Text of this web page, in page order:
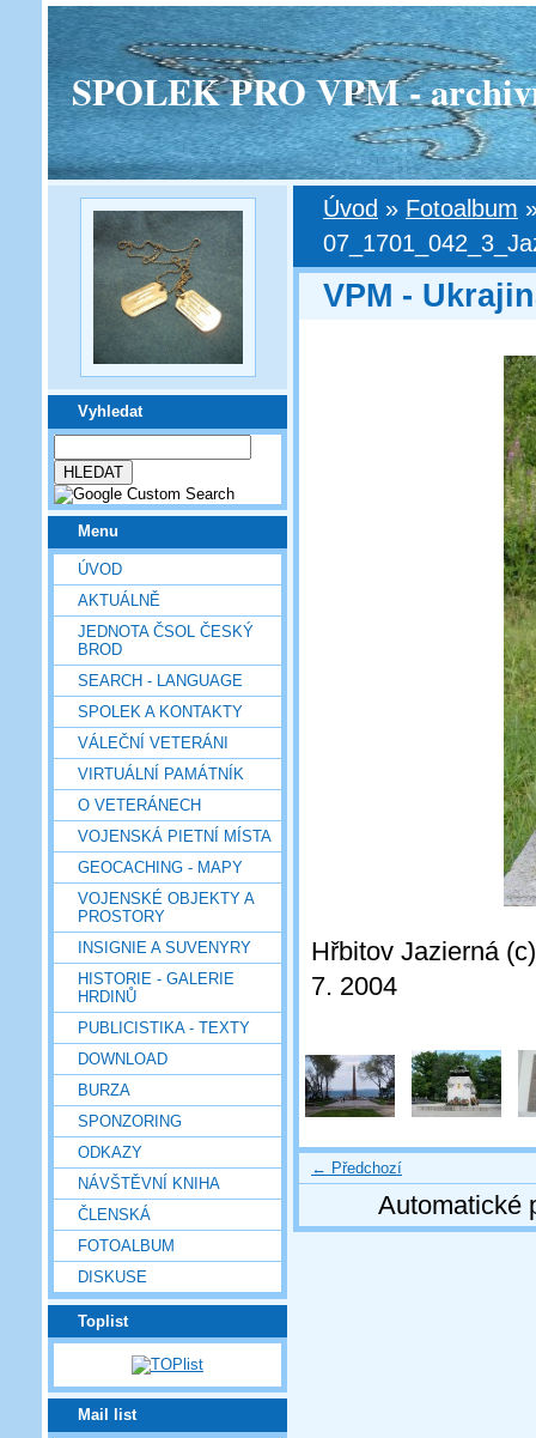
SPOLEK PRO VPM -
Vyhledat
Menu
ÚVOD
AKTUÁLNĚ
JEDNOTA ČSOL ČESKÝ
BROD
SEARCH - LANGUAGE
SPOLEK A KONTAKTY
VÁLEČNÍ VETERÁNI
VIRTUÁLNÍ PAMÁTNÍK
O VETERÁNECH
VOJENSKÁ PIETNÍ MÍSTA
GEOCACHING - MAPY
VOJENSKÉ OBJEKTY A
PROSTORY
INSIGNIE A SUVENYRY
HISTORIE - GALERIE
HRDINŮ
PUBLICISTIKA - TEXTY
DOWNLOAD
BURZA
SPONZORING
ODKAZY
NÁVŠTĚVNÍ KNIHA
ČLENSKÁ
FOTOALBUM
DISKUSE
Toplist
Mail list
Úvod » Fotoalbum
VPM -
Hřbitov Jazierná
7. 2004
← Předchozí
Automatické